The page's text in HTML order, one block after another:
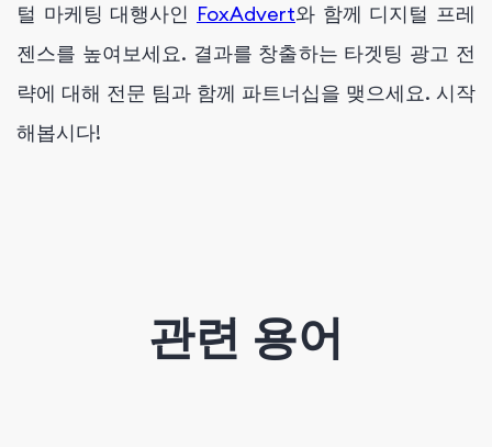
털 마케팅 대행사인 FoxAdvert와 함께 디지털 프레
젠스를 높여보세요. 결과를 창출하는 타겟팅 광고 전
략에 대해 전문 팀과 함께 파트너십을 맺으세요. 시작
해봅시다!
관련 용어